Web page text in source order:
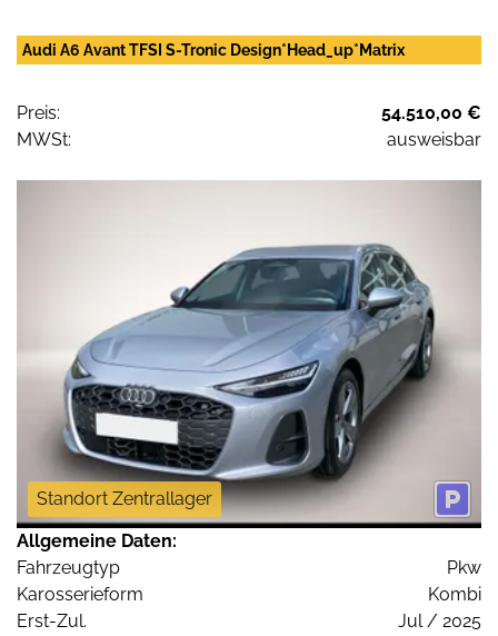
Audi A6 Avant TFSI S-Tronic Design*Head_up*Matrix
Preis:
54.510,00 €
MWSt:
ausweisbar
Standort Zentrallager
Allgemeine Daten:
Fahrzeugtyp
Pkw
Karosserieform
Kombi
Erst-Zul.
Jul / 2025